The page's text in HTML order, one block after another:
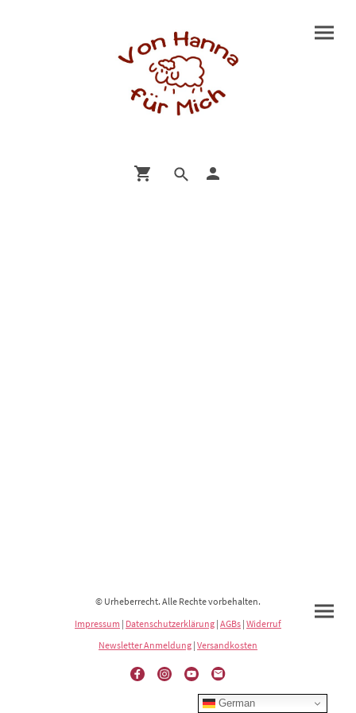
© Urheberrecht. Alle Rechte vorbehalten.
Impressum | Datenschutzerklärung | AGBs | Widerruf
Newsletter Anmeldung | Versandkosten
German